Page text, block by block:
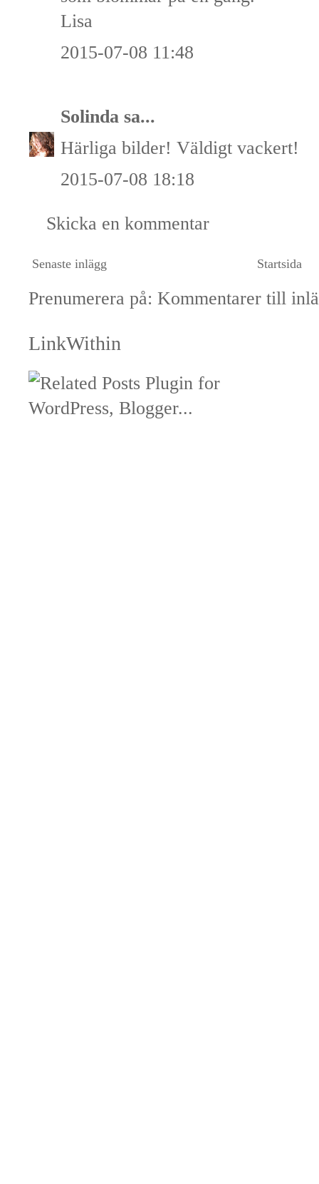
Lisa
2015-07-08 11:48
Solinda sa...
Härliga bilder! Väldigt vackert!
2015-07-08 18:18
Skicka en kommentar
Senaste inlägg Startsida
Prenumerera på: Kommentarer till
LinkWithin